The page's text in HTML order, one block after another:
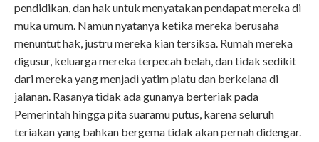
pendidikan, dan hak untuk menyatakan pendapat mereka di
muka umum. Namun nyatanya ketika mereka berusaha
menuntut hak, justru mereka kian tersiksa. Rumah mereka
digusur, keluarga mereka terpecah belah, dan tidak sedikit
dari mereka yang menjadi yatim piatu dan berkelana di
jalanan. Rasanya tidak ada gunanya berteriak pada
Pemerintah hingga pita suaramu putus, karena seluruh
teriakan yang bahkan bergema tidak akan pernah didengar.